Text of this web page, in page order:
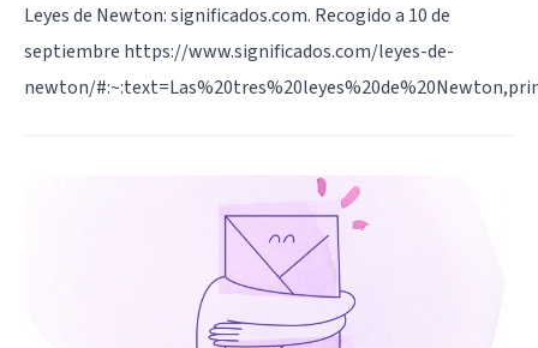
Leyes de Newton: significados.com. Recogido a 10 de
septiembre https://www.significados.com/leyes-de-
newton/